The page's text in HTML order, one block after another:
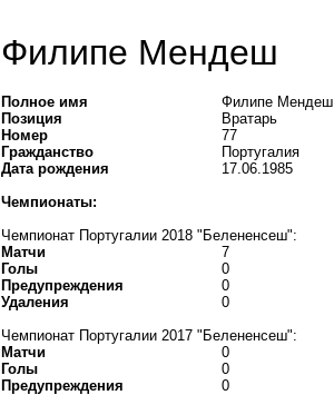
Филипе Мендеш
Полное имя
Филипе Мендеш
Позиция
Вратарь
Номер
77
Гражданство
Португалия
Дата рождения
17.06.1985
Чемпионаты:
Чемпионат Португалии 2018 "Белененсеш":
Матчи
7
Голы
0
Предупреждения
0
Удаления
0
Чемпионат Португалии 2017 "Белененсеш":
Матчи
0
Голы
0
Предупреждения
0